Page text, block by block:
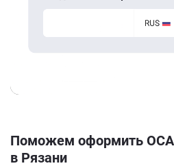
Поможем оформить
в Рязани